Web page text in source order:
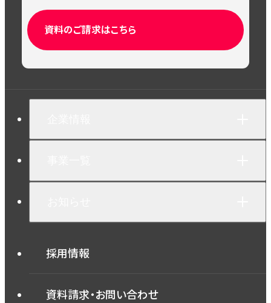
資料のご請求はこちら
採用情報
資料請求・お問い合わせ